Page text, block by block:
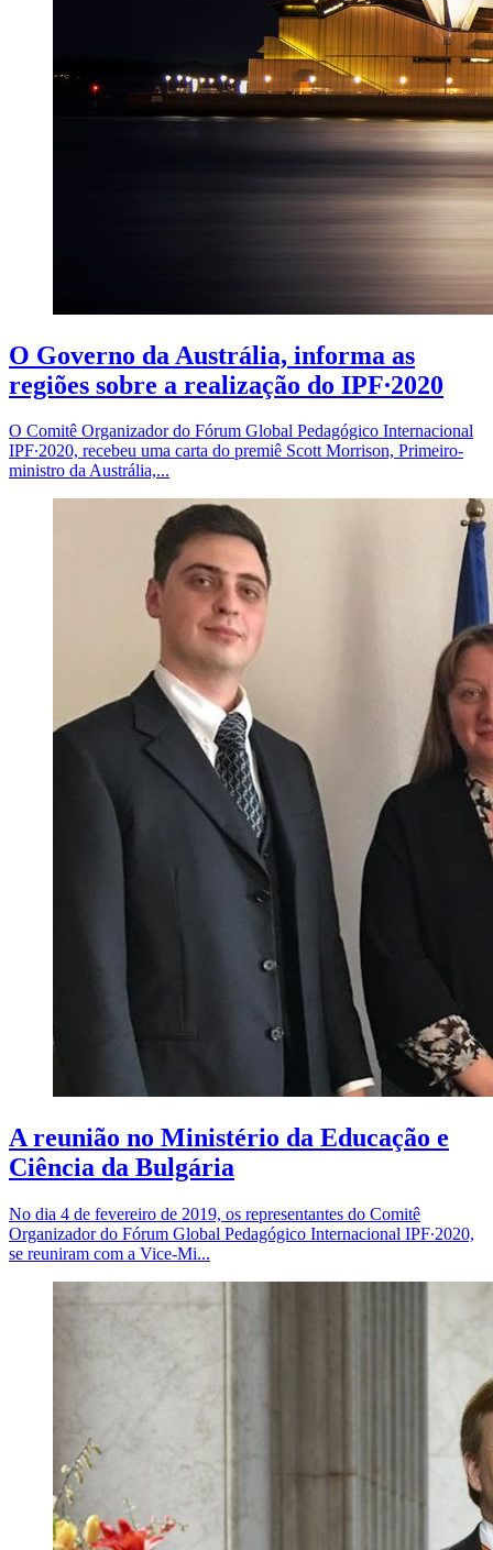
O Governo da Austrália, informa as
regiões sobre a realização do IPF∙2020
O Comitê Organizador do Fórum Global Pedagógico Internacional
IPF∙2020, recebeu uma carta do premiê Scott Morrison, Primeiro-
ministro da Austrália,...
A reunião no Ministério da Educação e
Ciência da Bulgária
No dia 4 de fevereiro de 2019, os representantes do Comitê
Organizador do Fórum Global Pedagógico Internacional IPF∙2020,
se reuniram com a Vice-Mi...